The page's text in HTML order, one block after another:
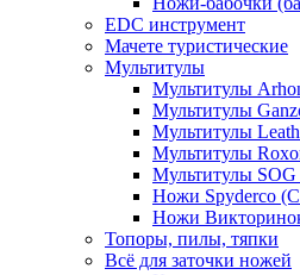
EDC инструмент
Мачете туристические
Мультитулы
Мультитулы
Мультитулы
Мультитулы
Мультитулы
Мультитулы
Ножи Spyderco
Ножи
Топоры, пилы, тяпки
Всё для заточки ножей